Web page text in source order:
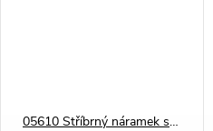
05610 Stříbrný náramek s DESTIČKOU - FIGARO 3+1 120